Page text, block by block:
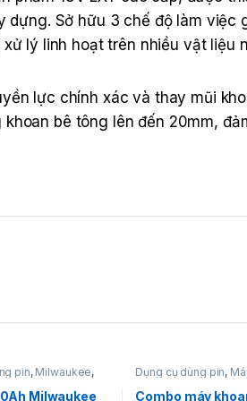
dựng. Sở hữu 3 chế độ làm việc
lý linh hoạt trên nhiều vật liệu
lực chính xác và thay mũi
bê tông lên đến 20mm,
công dân dụng. Bộ sản phẩm đi
việc ngay khi mở hộp.
pin, Milwaukee,
và bộ sạc
Milwaukee
Dụng cụ dùng pin,
Máy khoan bê tông
bê tông dùng pin 12V,
Combo máy